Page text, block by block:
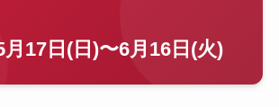
月17日(日)〜6月16日(火)